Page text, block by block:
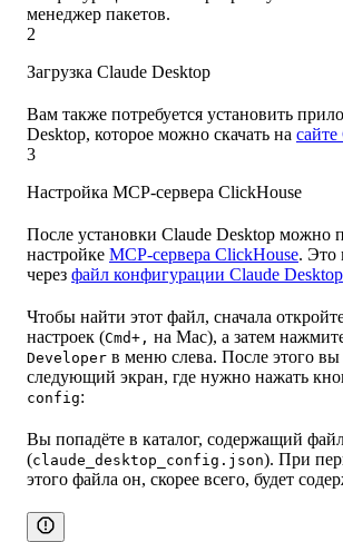
менеджер пакетов.
2
Загрузка Claude Desktop
Вам также потребуется установить
Desktop, которое можно скачать на
3
Настройка MCP-сервера ClickHouse
После установки Claude Desktop можно
настройке MCP-сервера ClickHouse. Это
через файл конфигурации Claude Desktop
Чтобы найти этот файл, сначала
настроек (Cmd+, на Mac), а затем
Developer в меню слева. После этого вы
следующий экран, где нужно нажать
config:
Вы попадёте в каталог, содержащий
(claude_desktop_config.json). При
этого файла он, скорее всего, будет